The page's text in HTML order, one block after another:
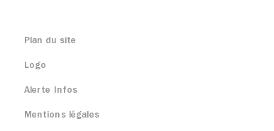
Plan du site
Logo
Alerte Infos
Mentions légales